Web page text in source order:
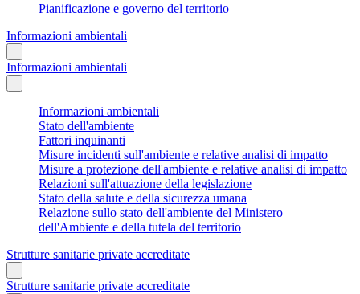
Pianificazione e governo del territorio
Informazioni ambientali
Informazioni ambientali
Informazioni ambientali
Stato dell'ambiente
Fattori inquinanti
Misure incidenti sull'ambiente e relative analisi di impatto
Misure a protezione dell'ambiente e relative analisi di impatto
Relazioni sull'attuazione della legislazione
Stato della salute e della sicurezza umana
Relazione sullo stato dell'ambiente del Ministero
dell'Ambiente e della tutela del territorio
Strutture sanitarie private accreditate
Strutture sanitarie private accreditate